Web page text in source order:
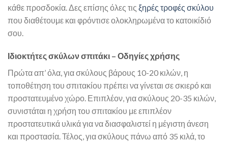
κάθε προσδοκία. Δες επίσης όλες τις ξηρές τροφές σκύλου
που διαθέτουμε και φρόντισε ολοκληρωμένα το κατοικίδιό
σου.
Ιδιοκτήτες σκύλων σπιτάκι – Οδηγίες χρήσης
Πρώτα απ’ όλα, για σκύλους βάρους 10-20 κιλών, η
τοποθέτηση του σπιτακίου πρέπει να γίνεται σε σκιερό και
προστατευμένο χώρο. Επιπλέον, για σκύλους 20-35 κιλών,
συνιστάται η χρήση του σπιτακίου με επιπλέον
προστατευτικά υλικά για να διασφαλιστεί η μέγιστη άνεση
και προστασία. Τέλος, για σκύλους πάνω από 35 κιλά, το